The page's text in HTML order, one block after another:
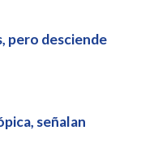
pero desciende
señalan